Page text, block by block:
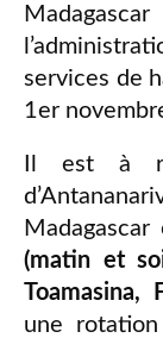
services de
1er
Il est à
Madagascar
(matin et
Toamasina,
une